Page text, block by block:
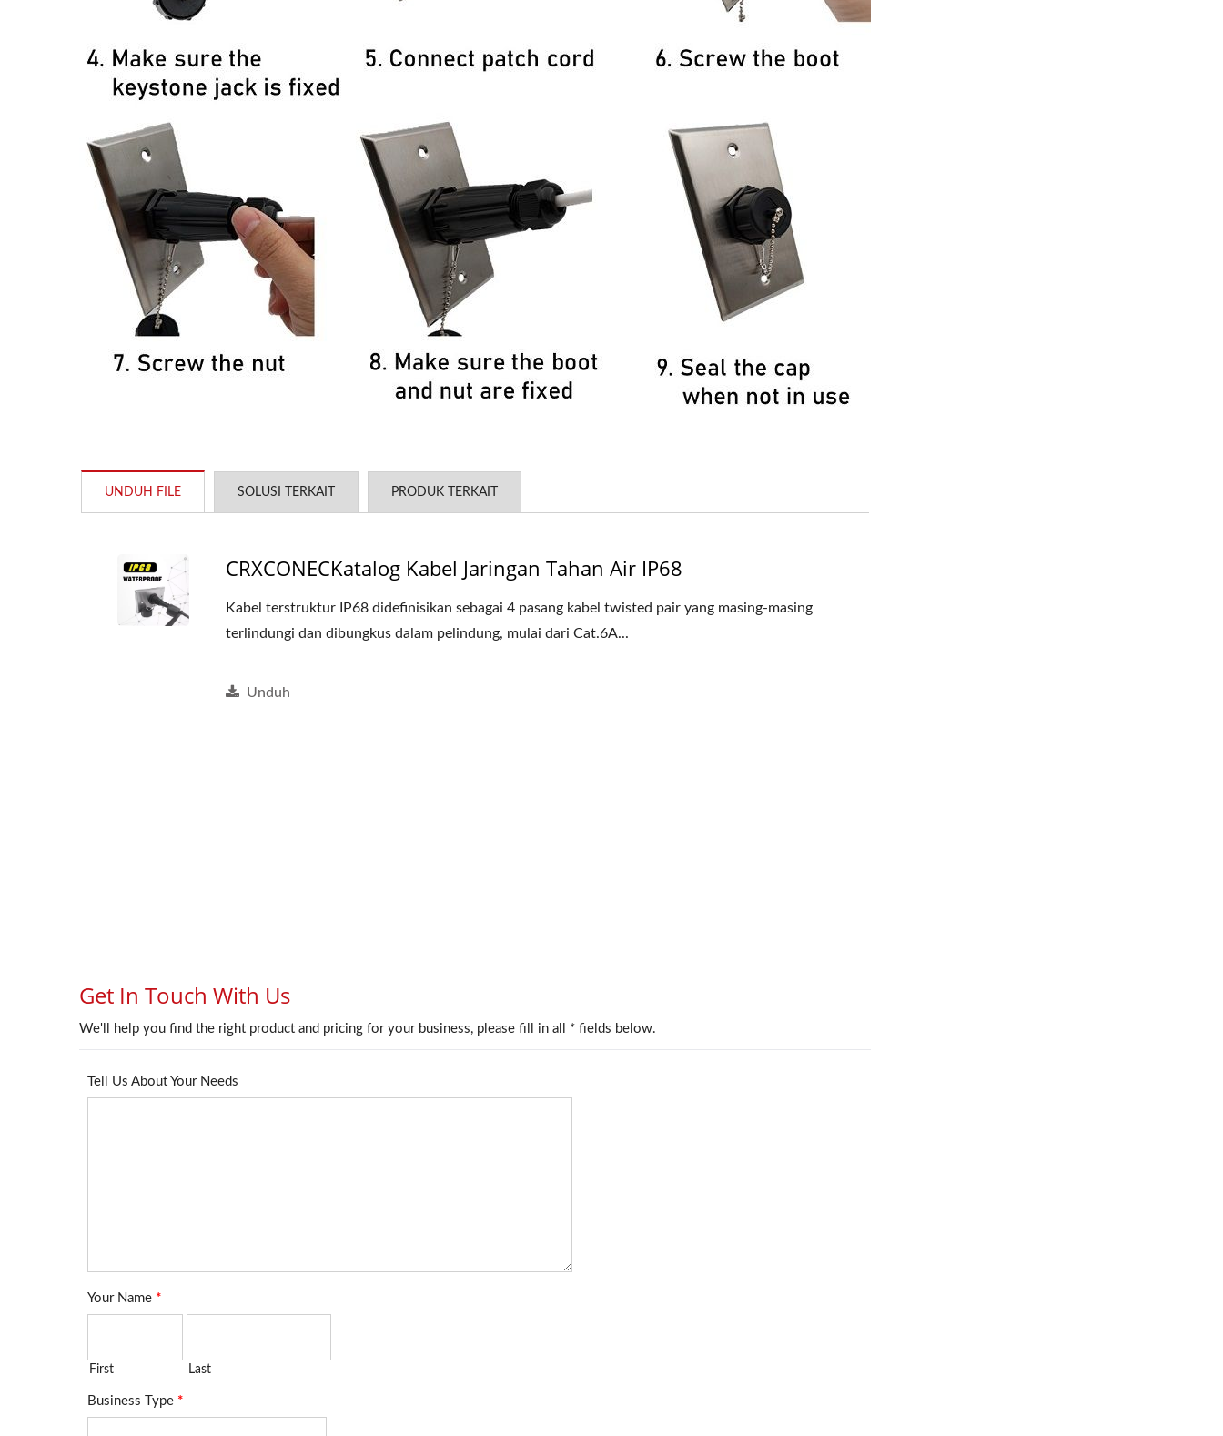
UNDUH FILE SOLUSI TERKAIT PRODUK TERKAIT
CRXCONECKatalog Kabel Jaringan Tahan Air IP68
Kabel terstruktur IP68 didefinisikan sebagai 4 pasang kabel twisted pair yang masing-masing
terlindungi dan dibungkus dalam pelindung, mulai dari Cat.6A...
Unduh